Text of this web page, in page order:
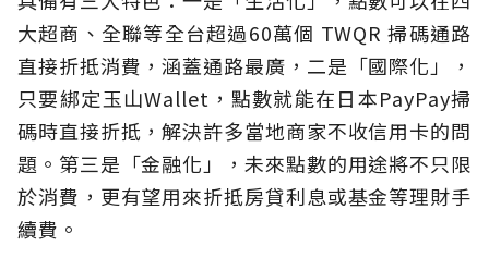
大超商、全聯等全台超過60萬個 TWQR 掃碼通路
直接折抵消費，涵蓋通路最廣，二是「國際化」，
只要綁定玉山Wallet，點數就能在日本PayPay掃
碼時直接折抵，解決許多當地商家不收信用卡的問
題。第三是「金融化」，未來點數的用途將不只限
於消費，更有望用來折抵房貸利息或基金等理財手
續費。